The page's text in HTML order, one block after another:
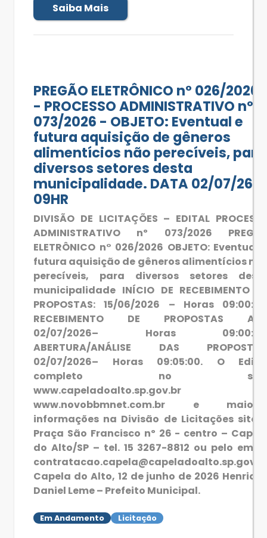
Saiba Mais
PREGÃO ELETRÔNICO n° 026/2026
- PROCESSO ADMINISTRATIVO nº
073/2026 - OBJETO: Eventual e
futura aquisição de gêneros
alimentícios não perecíveis, para
diversos setores desta
municipalidade. DATA 02/07/26 -
09HR
DIVISÃO DE LICITAÇÕES – EDITAL
ADMINISTRATIVO nº 073/2026
ELETRÔNICO n° 026/2026 OBJETO: Eventual
futura aquisição de gêneros alimentícios
perecíveis, para diversos setores
municipalidade INÍCIO DE RECEBIMENTO
PROPOSTAS: 15/06/2026 – Horas
RECEBIMENTO DE PROPOSTAS
02/07/2026– Horas
ABERTURA/ANÁLISE DAS
02/07/2026– Horas 09:05:00. O
completo no
www.capeladoalto.sp.gov.br
www.novobbmnet.com.br e
informações na Divisão de Licitações sito
Praça São Francisco nº 26 - centro –
do Alto/SP – tel. 15 3267-8812 ou pelo
Capela do Alto, 12 de junho de 2026
Daniel Leme – Prefeito Municipal.
Em Andamento Licitação